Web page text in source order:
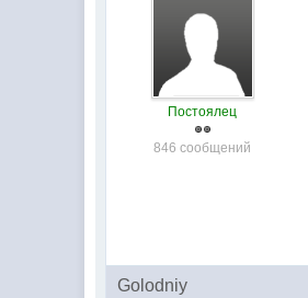
Постоялец
846 сообщений
Golodniy